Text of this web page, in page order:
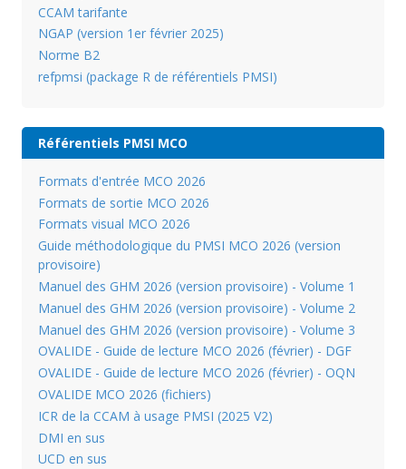
CCAM tarifante
NGAP (version 1er février 2025)
Norme B2
refpmsi (package R de référentiels PMSI)
Référentiels PMSI MCO
Formats d'entrée MCO 2026
Formats de sortie MCO 2026
Formats visual MCO 2026
Guide méthodologique du PMSI MCO 2026 (version
provisoire)
Manuel des GHM 2026 (version provisoire) - Volume 1
Manuel des GHM 2026 (version provisoire) - Volume 2
Manuel des GHM 2026 (version provisoire) - Volume 3
OVALIDE - Guide de lecture MCO 2026 (février) - DGF
OVALIDE - Guide de lecture MCO 2026 (février) - OQN
OVALIDE MCO 2026 (fichiers)
ICR de la CCAM à usage PMSI (2025 V2)
DMI en sus
UCD en sus